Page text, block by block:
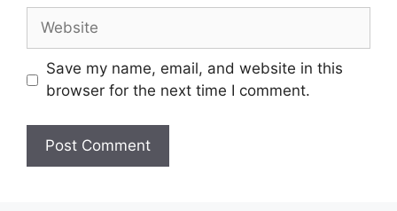
Website
Save my name, email, and website in this
browser for the next time I comment.